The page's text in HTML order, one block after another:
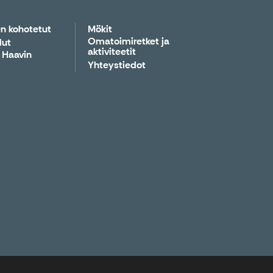
kohotetut
Mökit
Omatoimiretket ja
aktiviteetit
Yhteystiedot